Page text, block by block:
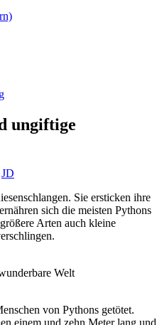
ungiftige
JD
Sie ersticken ihre
sich die meisten Pythons
Arten auch kleine
Welt
von Pythons getötet.